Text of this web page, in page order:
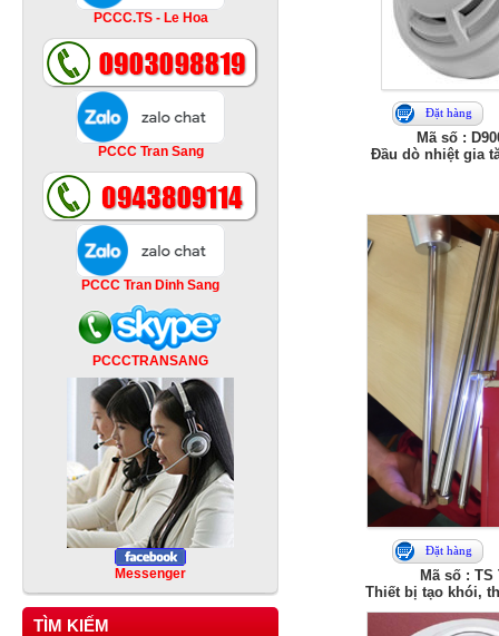
PCCC.TS - Le Hoa
PCCC Tran Sang
PCCC Tran Dinh Sang
PCCCTRANSANG
Messenger
TÌM KIẾM
Đặt hàng
Mã số :
Đầu dò nhiệt gia
Đặt hàng
Mã số : TS
Thiết bị tạo khói,